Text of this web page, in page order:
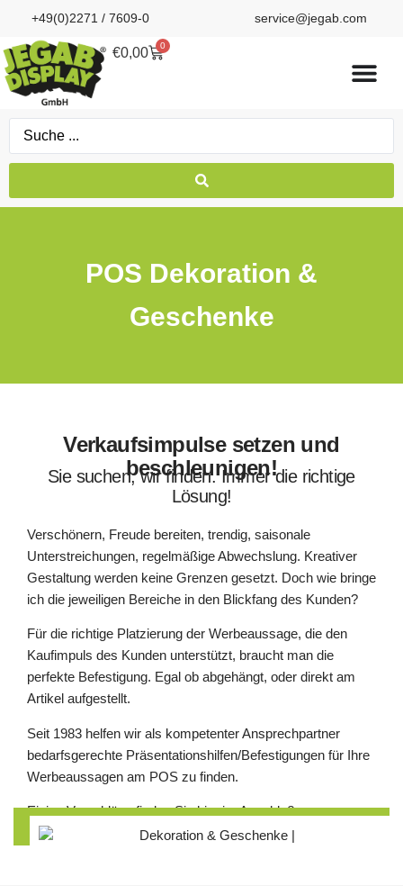
+49(0)2271 / 7609-0 service@jegab.com
€0,00 0
POS Dekoration &
Geschenke
Verkaufsimpulse setzen und
beschleunigen!
Sie suchen, wir finden. Immer die richtige
Lösung!
Verschönern, Freude bereiten, trendig, saisonale
Unterstreichungen, regelmäßige Abwechslung. Kreativer
Gestaltung werden keine Grenzen gesetzt. Doch wie bringe
ich die jeweiligen Bereiche in den Blickfang des Kunden?
Für die richtige Platzierung der Werbeaussage, die den
Kaufimpuls des Kunden unterstützt, braucht man die
perfekte Befestigung. Egal ob abgehängt, oder direkt am
Artikel aufgestellt.
Seit 1983 helfen wir als kompetenter Ansprechpartner
bedarfsgerechte Präsentationshilfen/Befestigungen für Ihre
Werbeaussagen am POS zu finden.
Einige Vorschläge finden Sie hier im Anschluß.